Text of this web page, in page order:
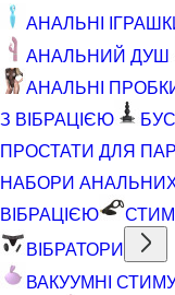
АНАЛЬНІ
АНАЛЬНИЙ ДУШ
АНАЛЬНІ
З ВІБРАЦІЄЮ
ПРОСТАТИ ДЛЯ
НАБОРИ
ВІБРАЦІЄЮ
ВІБРАТОРИ
ВАКУУМНІ